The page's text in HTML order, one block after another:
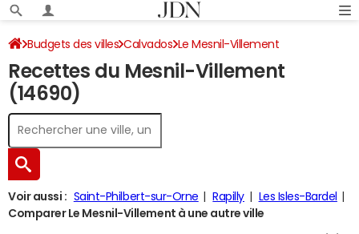
Budgets des villes Calvados Le Mesnil-Villement
Recettes 2024
Recettes du Mesnil-Villement
(14690)
Voir aussi : Saint-Philbert-sur-Orne Rapilly
Les Isles-Bardel
Comparer Le Mesnil-Villement à une autre ville